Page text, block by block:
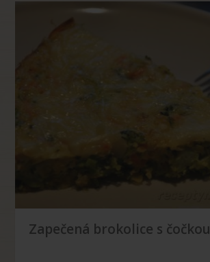
Zapečená brokolice s čočkou